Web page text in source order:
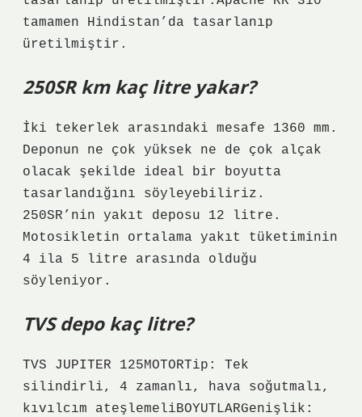
tamamen Hindistan’da tasarlanıp
üretilmiştir.
250SR km kaç litre yakar?
İki tekerlek arasındaki mesafe 1360 mm.
Deponun ne çok yüksek ne de çok alçak
olacak şekilde ideal bir boyutta
tasarlandığını söyleyebiliriz.
250SR’nin yakıt deposu 12 litre.
Motosikletin ortalama yakıt tüketiminin
4 ila 5 litre arasında olduğu
söyleniyor.
TVS depo kaç litre?
TVS JUPITER 125MOTORTip: Tek
silindirli, 4 zamanlı, hava soğutmalı,
kıvılcım ateşlemeliBOYUTLARGenişlik: